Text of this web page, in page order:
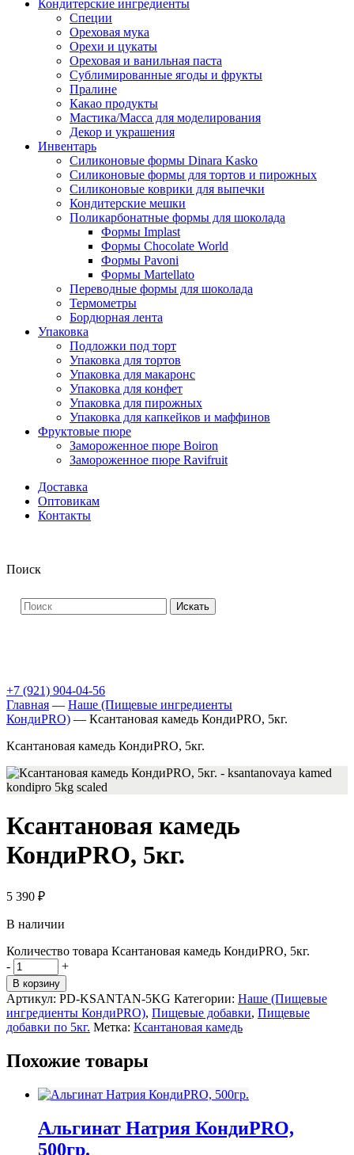
Кондитерские ингредиенты
Специи
Ореховая мука
Орехи и цукаты
Ореховая и ванильная паста
Сублимированные ягоды и фрукты
Пралине
Какао продукты
Мастика/Масса для моделирования
Декор и украшения
Инвентарь
Силиконовые формы Dinara Kasko
Силиконовые формы для тортов и пирожных
Силиконовые коврики для выпечки
Кондитерские мешки
Поликарбонатные формы для шоколада
Формы Implast
Формы Chocolate World
Формы Pavoni
Формы Martellato
Переводные формы для шоколада
Термометры
Бордюрная лента
Упаковка
Подложки под торт
Упаковка для тортов
Упаковка для макаронс
Упаковка для конфет
Упаковка для пирожных
Упаковка для капкейков и маффинов
Фруктовые пюре
Замороженное пюре Boiron
Замороженное пюре Ravifruit
Доставка
Оптовикам
Контакты
Поиск
Искать
+7 (921) 904-04-56
Главная — Наше (Пищевые ингредиенты
КондиPRO) — Ксантановая камедь КондиPRO, 5кг.
Ксантановая камедь КондиPRO, 5кг.
Ксантановая камедь
КондиPRO, 5кг.
5 390 ₽
В наличии
Количество товара Ксантановая камедь КондиPRO, 5кг.
-
+
В корзину
Артикул: PD-KSANTAN-5KG Категории: Наше (Пищевые
ингредиенты КондиPRO), Пищевые добавки, Пищевые
добавки по 5кг. Метка: Ксантановая камедь
Похожие товары
Альгинат Натрия КондиPRO,
500гр.